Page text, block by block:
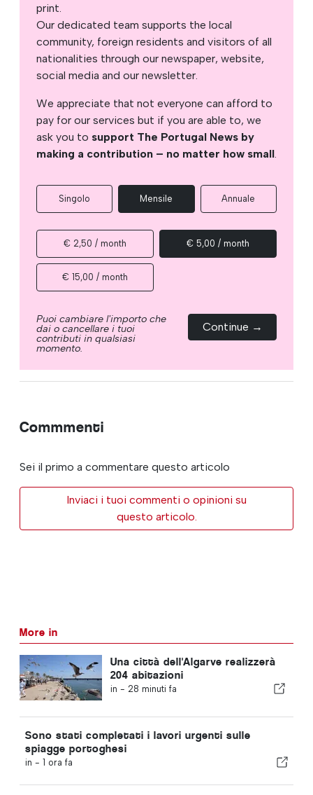
print.
Our dedicated team supports the local
community, foreign residents and visitors of all
nationalities through our newspaper, website,
social media and our newsletter.
We appreciate that not everyone can afford to
pay for our services but if you are able to, we
ask you to support The Portugal News by
making a contribution – no matter how small.
Singolo Mensile Annuale
€ 2,50 / month € 5,00 / month
€ 15,00 / month
Puoi cambiare l'importo che
dai o cancellare i tuoi
contributi in qualsiasi
momento.
Continue →
Commmenti
Sei il primo a commentare questo articolo
Inviaci i tuoi commenti o opinioni su
questo articolo.
More in
Una città dell'Algarve realizzerà
204 abitazioni
in - 28 minuti fa
Sono stati completati i lavori urgenti sulle
spiagge portoghesi
in - 1 ora fa